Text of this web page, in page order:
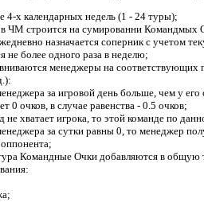
4-х календарных недель (1 - 24 туры);
ЧМ строится на сумированни Командмых
назначается соперник с учетом
более одного раза в неделю;
менеджеры на соответствующих
за игровой день больше, чем у его
0 очков, в случае равенства - 0.5 очков;
хватает игрока, то этой команде по
за сутки равны 0, то менеджер
оппонента;
Командные Очки добавляются в общую